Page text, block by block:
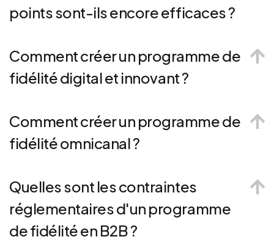
points sont-ils encore efficaces ?
Comment créer un programme de
fidélité digital et innovant ?
Comment créer un programme de
fidélité omnicanal ?
Quelles sont les contraintes
réglementaires d'un programme
de fidélité en B2B ?